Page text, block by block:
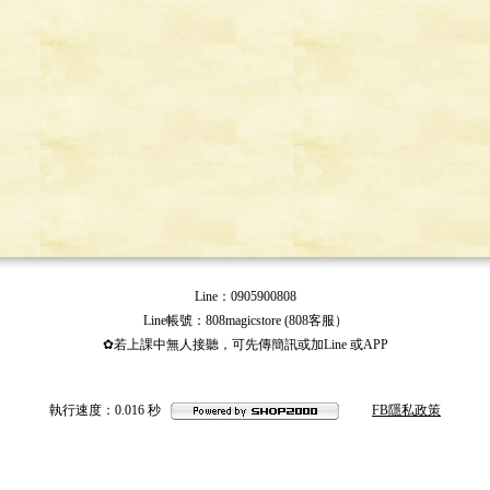
Line：0905900808
Line帳號：808magicstore (808客服）
✿若上課中無人接聽，可先傳簡訊或加Line 或APP
執行速度 ：0.016 秒 FB隱私政策